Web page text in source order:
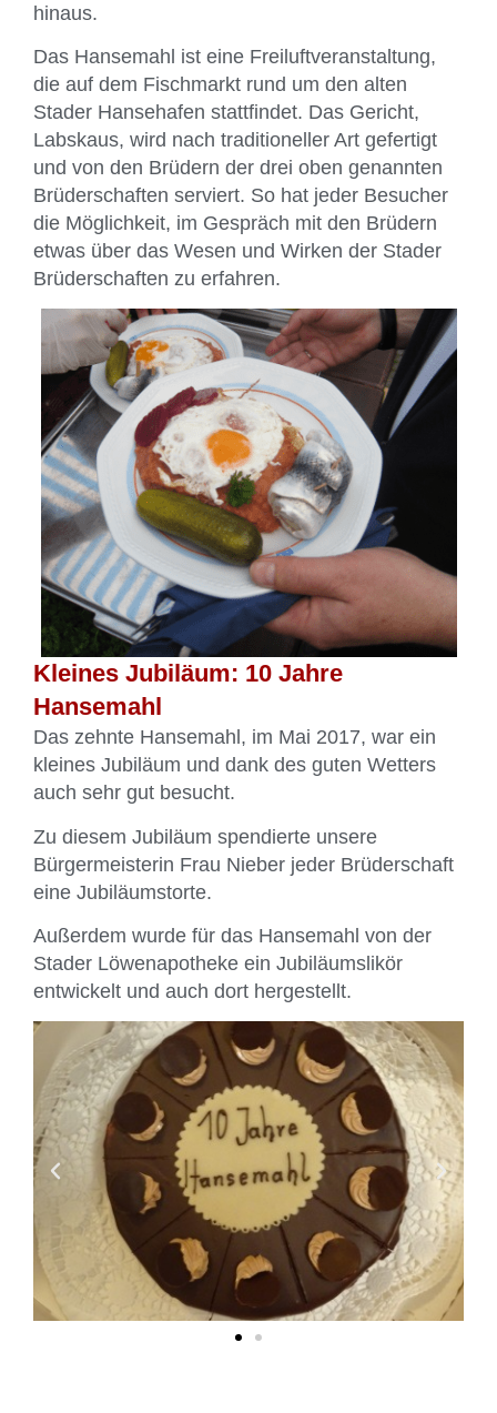
hinaus.
Das Hansemahl ist eine Freiluftveranstaltung,
die auf dem Fischmarkt rund um den alten
Stader Hansehafen stattfindet. Das Gericht,
Labskaus, wird nach traditioneller Art gefertigt
und von den Brüdern der drei oben genannten
Brüderschaften serviert. So hat jeder Besucher
die Möglichkeit, im Gespräch mit den Brüdern
etwas über das Wesen und Wirken der Stader
Brüderschaften zu erfahren.
Kleines Jubiläum: 10 Jahre
Hansemahl
Das zehnte Hansemahl, im Mai 2017, war ein
kleines Jubiläum und dank des guten Wetters
auch sehr gut besucht.
Zu diesem Jubiläum spendierte unsere
Bürgermeisterin Frau Nieber jeder Brüderschaft
eine Jubiläumstorte.
Außerdem wurde für das Hansemahl von der
Stader Löwenapotheke ein Jubiläumslikör
entwickelt und auch dort hergestellt.